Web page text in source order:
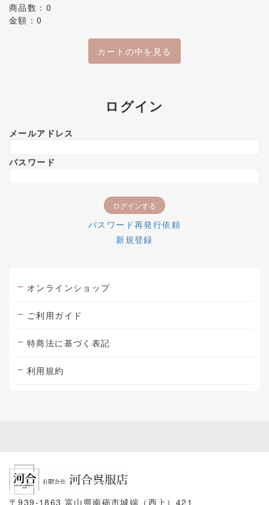
商品数：0
金額：0
カートの中を見る
ログイン
メールアドレス
パスワード
パスワード再発行依頼
新規登録
オンラインショップ
ご利用ガイド
特商法に基づく表記
利用規約
〒939-1863 富山県南砺市城端（西上）421